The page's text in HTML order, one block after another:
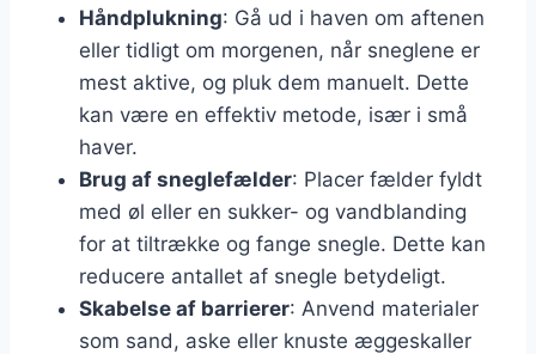
Håndplukning: Gå ud i haven om aftenen
eller tidligt om morgenen, når sneglene er
mest aktive, og pluk dem manuelt. Dette
kan være en effektiv metode, især i små
haver.
Brug af sneglefælder: Placer fælder fyldt
med øl eller en sukker- og vandblanding
for at tiltrække og fange snegle. Dette kan
reducere antallet af snegle betydeligt.
Skabelse af barrierer: Anvend materialer
som sand, aske eller knuste æggeskaller